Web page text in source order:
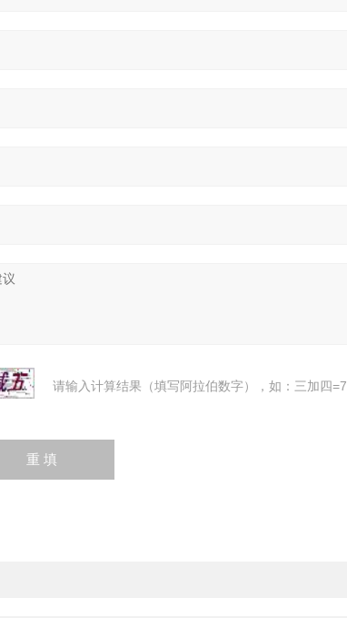
请输入计算结果（填写阿拉伯数字），如：三加四=7